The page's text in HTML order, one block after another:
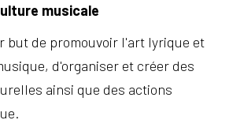
musicale
but de promouvoir l'art lyrique et
d'organiser et créer des
ainsi que des actions